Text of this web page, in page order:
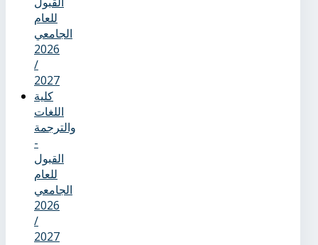
للعام
الجامعي
2026
/
2027
كلية
اللغات
والترجمة
-
القبول
للعام
الجامعي
2026
/
2027